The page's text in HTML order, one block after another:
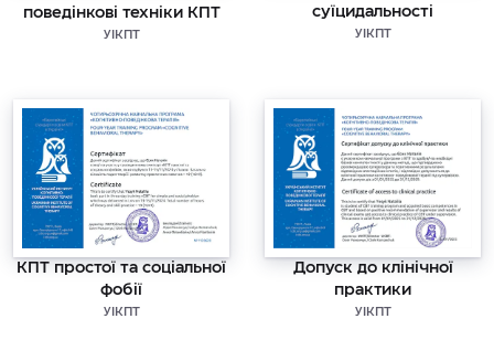
поведінкові техніки КПТ
УІКПТ
суїцидальності
УІКПТ
КПТ простої та соціальної
фобії
УІКПТ
Допуск до клінічної
практики
УІКПТ